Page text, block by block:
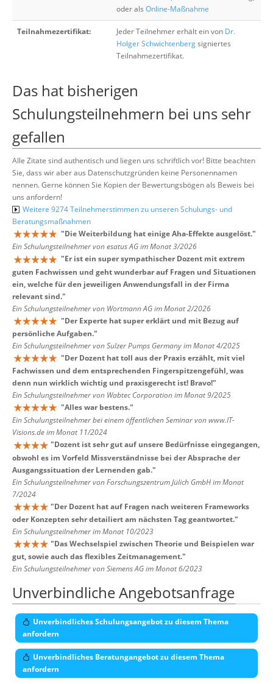
oder als Online-Maßnahme
Teilnahmezertifikat: Jeder Teilnehmer erhält ein von Dr.
Holger Schwichtenbergsigniertes
Teilnahmezertifikat.
Das hat bisherigen
Schulungsteilnehmern bei uns sehr
gefallen
Alle Zitate sind authentisch und liegen uns schriftlich vor! Bitte beachten
Sie, dass wir aber aus Datenschutzgründen keine Personennamen
nennen. Gerne können Sie Kopien der Bewertungsbögen als Beweis bei
uns anfordern!
Weitere 9274 Teilnehmerstimmen zu unseren Schulungs- und
Beratungsmaßnahmen
"Die Weiterbildung hat einige Aha-Effekte ausgelöst."
Ein Schulungsteilnehmer von esatus AG im Monat 3/2026
"Er ist ein super sympathischer Dozent mit extrem
guten Fachwissen und geht wunderbar auf Fragen und Situationen
ein, welche für den jeweiligen Anwendungsfall in der Firma
relevant sind."
Ein Schulungsteilnehmer von Wortmann AG im Monat 2/2026
"Der Experte hat super erklärt und mit Bezug auf
persönliche Aufgaben."
Ein Schulungsteilnehmer von Sulzer Pumps Germany im Monat 4/2025
"Der Dozent hat toll aus der Praxis erzählt, mit viel
Fachwissen und dem entsprechenden Fingerspitzengefühl, was
denn nun wirklich wichtig und praxisgerecht ist! Bravo!"
Ein Schulungsteilnehmer von Wabtec Corporation im Monat 9/2025
"Alles war bestens."
Ein Schulungsteilnehmer bei einem öffentlichen Seminar von www.IT-
Visions.de im Monat 11/2024
"Dozent ist sehr gut auf unsere Bedürfnisse eingegangen,
obwohl es im Vorfeld Missverständnisse bei der Absprache der
Ausgangssituation der Lernenden gab."
Ein Schulungsteilnehmer von Forschungszentrum Jülich GmbH im Monat
7/2024
"Der Dozent hat auf Fragen nach weiteren Frameworks
oder Konzepten sehr detailiert am nächsten Tag geantwortet."
Ein Schulungsteilnehmer im Monat 10/2023
"Das Wechselspiel zwischen Theorie und Beispielen war
gut, sowie auch das flexibles Zeitmanagement."
Ein Schulungsteilnehmer von Siemens AG im Monat 6/2023
Unverbindliche Angebotsanfrage
Unverbindliches Schulungsangebot zu diesem Thema
anfordern
Unverbindliches Beratungangebot zu diesem Thema
anfordern